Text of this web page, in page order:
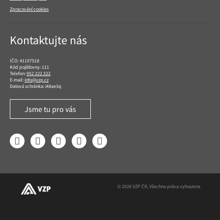
Zpracování cookies
Kontaktujte nás
IČO: 41197518
Kód pojišťovny: 111
Telefon:952 222 222
E-mail:info@vzp.cz
Datová schránka: i48ae3q
Jsme tu pro vás
FacebookLinkedIn YouTube InstagramTwitter
© 2026 VZP ČR, Všechna práva vyhrazena